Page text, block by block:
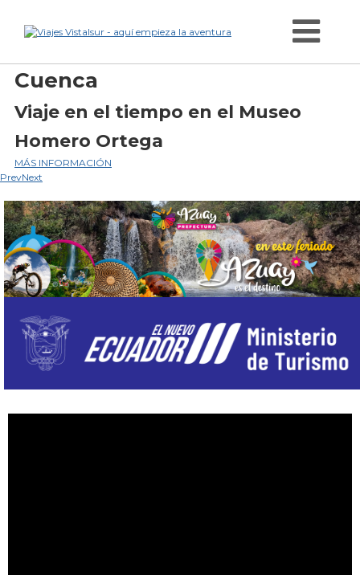
Cuenca
Viaje en el tiempo en el Museo
Homero Ortega
MÁS INFORMACIÓN
PrevNext